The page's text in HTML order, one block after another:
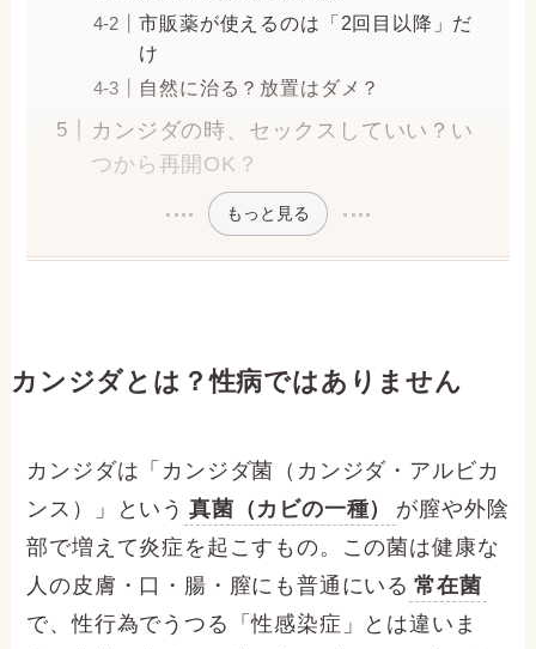
市販薬が使えるのは「2回目以降」だ
け
自然に治る？放置はダメ？
カンジダの時、セックスしていい？い
つから再開OK？
もっと見る
カンジダとは？性病ではありません
カンジダは「カンジダ菌（カンジダ・アルビカ
ンス）」という 真菌（カビの一種）
が膣や外陰
部で増えて炎症を起こすもの。この菌は健康な
人の皮膚・口・腸・膣にも普通にいる 常在菌
で、性行為でうつる「性感染症」とは違いま